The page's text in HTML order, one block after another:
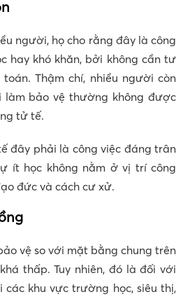
người, họ cho rằng đây là công
hay khó khăn, bởi không cần tư
Thậm chí, nhiều người còn
làm bảo vệ thường không được
tử tế.
đây phải là công việc đáng trân
ít học không nằm ở vị trí công
đức và cách cư xử.
vệ so với mặt bằng chung trên
thấp. Tuy nhiên, đó là đối với
khu vực trường học, siêu thị,